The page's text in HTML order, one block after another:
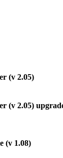
(v 2.05)
(v 2.05)
(v 1.08)